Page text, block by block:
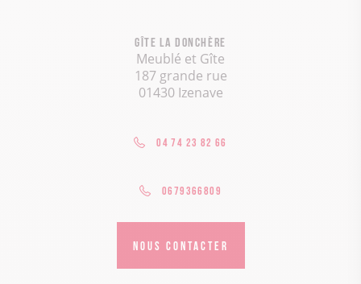
Gîte La Donchère
Meublé et Gîte
187 grande rue
01430 Izenave
04 74 23 82 66
0679366809
NOUS CONTACTER